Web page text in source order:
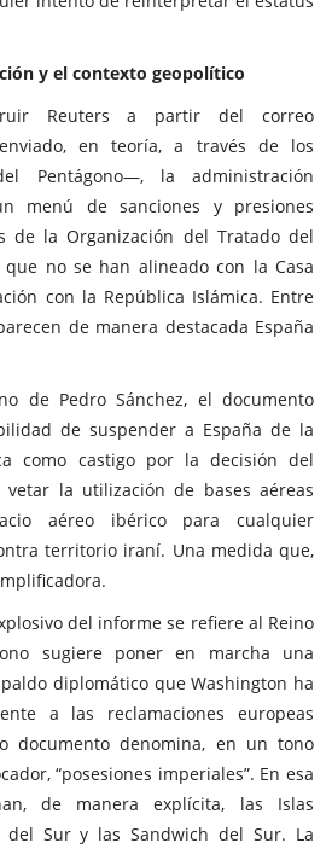
y el contexto geopolítico
Reuters a partir del correo
en teoría, a través de los
Pentágono—, la administración
menú de sanciones y presiones
de la Organización del Tratado del
que no se han alineado con la Casa
con la República Islámica. Entre
de manera destacada España
de Pedro Sánchez, el documento
de suspender a España de la
como castigo por la decisión del
la utilización de bases aéreas
aéreo ibérico para cualquier
territorio iraní. Una medida que,
del informe se refiere al Reino
sugiere poner en marcha una
diplomático que Washington ha
a las reclamaciones europeas
documento denomina, en un tono
“posesiones imperiales”. En esa
de manera explícita, las Islas
del Sur y las Sandwich del Sur. La